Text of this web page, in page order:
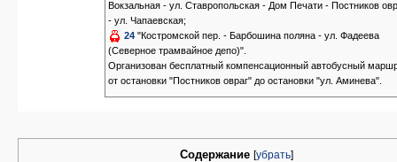
Вокзальная - ул. Ставропольская - Дом Печати - Постников
- ул. Чапаевская;
24 "Костромской пер. - Барбошина поляна - ул. Фадеева
(Северное трамвайное депо)".
Организован бесплатный компенсационный автобусный
от остановки "Постников овраг" до остановки "ул. Аминева".
Содержание [убрать]